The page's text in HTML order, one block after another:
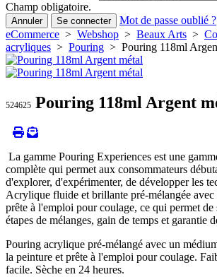
Champ obligatoire.
Annuler Se connecter
Mot de passe oublié ?
eCommerce > Webshop > Beaux Arts >
acryliques > Pouring > Pouring 118ml
524625 Pouring 118ml Argent
La gamme Pouring Experiences est une
complète qui permet aux consommateurs
d'explorer, d'expérimenter, de développer les
Acrylique fluide et brillante pré-mélangée
prête à l'emploi pour coulage, ce qui permet de
étapes de mélanges, gain de temps et garantie
Pouring acrylique pré-mélangé avec un
la peinture et prête à l'emploi pour coulage.
facile. Sèche en 24 heures.